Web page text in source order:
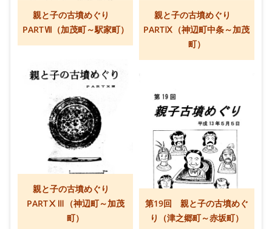
親と子の古墳めぐり
PARTⅦ（加茂町～駅家町）
親と子の古墳めぐり
PARTⅨ（神辺町中条～加茂
町）
親と子の古墳めぐり
PARTⅩⅢ（神辺町～加茂
町）
第19回 親と子の古墳めぐ
り（津之郷町～赤坂町）